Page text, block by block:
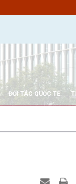
ĐỐI TÁC QUỐC TẾ